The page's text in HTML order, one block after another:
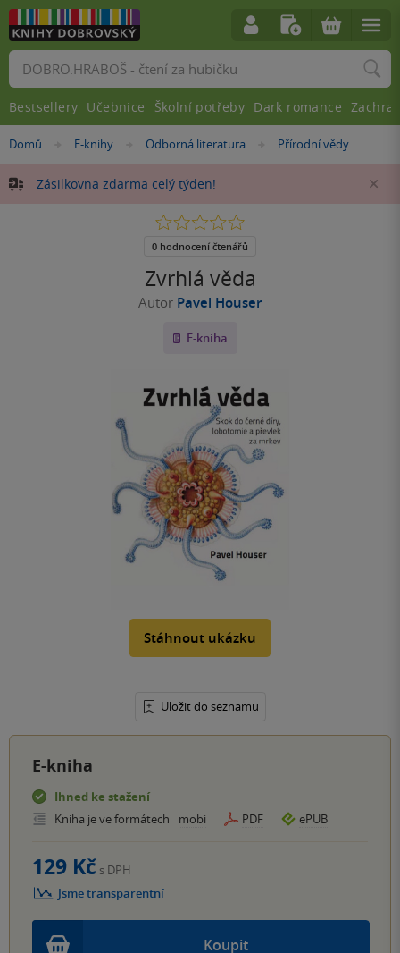
Nacházíte
zde:
Domů »
E-knihy »
Odborná literatura »Přírodní vědy
Zásilkovna zdarma celý týden!
Zvrhlá věda
Autor Pavel Houser
E-kniha
Stáhnout ukázku
Uložit do seznamu
0.0
5
0 hodnocení čtenářů
E-kniha
Ihned ke stažení
Kniha je ve formátech
mobi PDF ePUB
Koupit
129 Kč s DPH
Jsme transparentní
Vyhledávání
Bestsellery Učebnice Školní potřeby Dark romance